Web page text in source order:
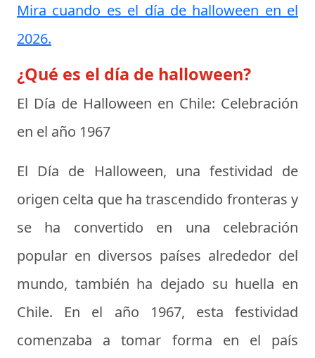
Mira cuando es el día de halloween en el
2026.
¿Qué es el día de halloween?
El Día de Halloween en Chile: Celebración
en el año 1967
El Día de Halloween, una festividad de
origen celta que ha trascendido fronteras y
se ha convertido en una celebración
popular en diversos países alrededor del
mundo, también ha dejado su huella en
Chile. En el año 1967, esta festividad
comenzaba a tomar forma en el país